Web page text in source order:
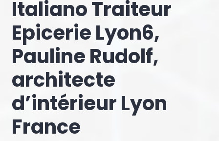
Italiano Traiteur
Epicerie Lyon6,
Pauline Rudolf,
architecte
d’intérieur Lyon
France